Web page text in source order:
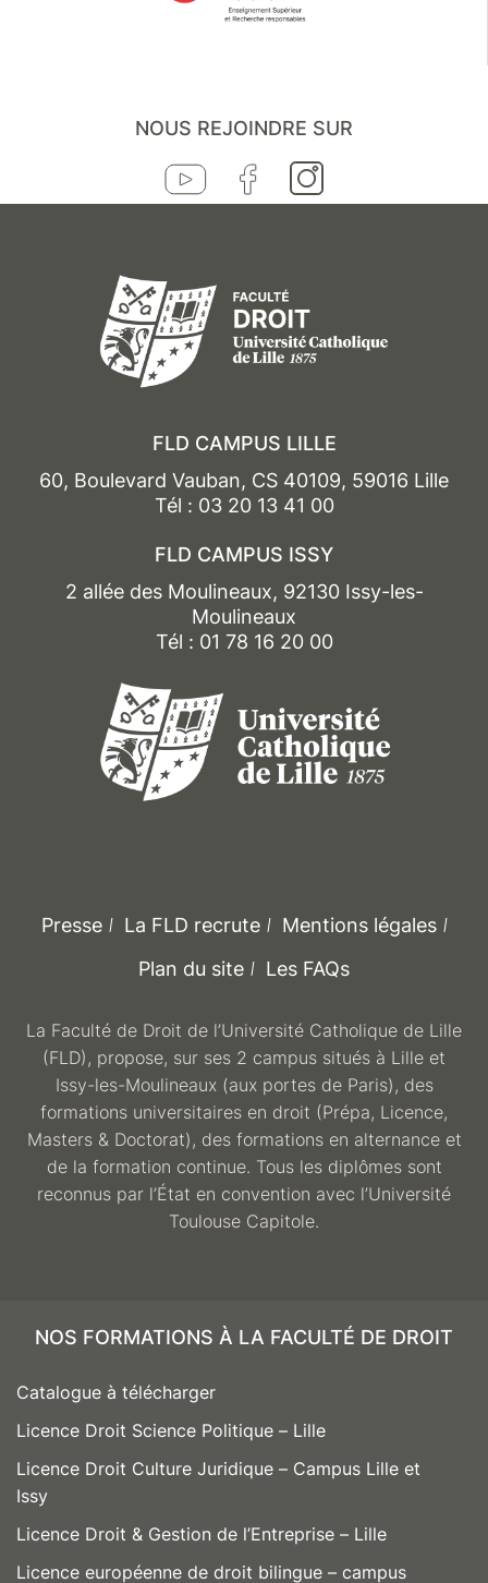
NOUS REJOINDRE SUR
FLD CAMPUS LILLE
60, Boulevard Vauban, CS 40109, 59016 Lille
Tél : 03 20 13 41 00
FLD CAMPUS ISSY
2 allée des Moulineaux, 92130 Issy-les-
Moulineaux
Tél : 01 78 16 20 00
Presse La FLD recrute
Mentions légales
Plan du site
Les FAQs
La Faculté de Droit de l’Université Catholique de Lille
(FLD), propose, sur ses 2 campus situés à Lille et
Issy-les-Moulineaux (aux portes de Paris), des
formations universitaires en droit (Prépa, Licence,
Masters & Doctorat), des formations en alternance et
de la formation continue. Tous les diplômes sont
reconnus par l’État en convention avec l’Université
Toulouse Capitole.
NOS FORMATIONS À LA FACULTÉ DE DROIT
Catalogue à télécharger
Licence Droit Science Politique – Lille
Licence Droit Culture Juridique – Campus Lille et
Issy
Licence Droit & Gestion de l’Entreprise – Lille
Licence européenne de droit bilingue – campus